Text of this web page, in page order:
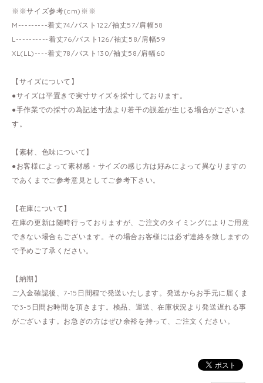
※※サイズ参考(cm)※※
M---------着丈74/バスト122/袖丈57/肩幅58
L----------着丈76/バスト126/袖丈58/肩幅59
XL(LL)----着丈78/バスト130/袖丈58/肩幅60
【サイズについて】
●サイズは平置きで実寸サイズを採寸しております。
●手作業での採寸の為記述寸法より若干の誤差が生じる場合がございま
す。
【素材、色味について】
●お客様によって素材感・サイズの感じ方は好みによって異なりますの
であくまでご参考意見としてご参考下さい。
【在庫について】
在庫の更新は随時行っておりますが、ご注文のタイミングによりご用意
できない場合もございます。その場合お客様には必ず連絡を致しますの
で予めご了承ください。
【納期】
ご入金確認後、7-15日間程で発送いたします。発送からお手元に届くま
で3-5日間お時間を頂きます。検品、運送、在庫状況より発送遅れる事
がございます。お急ぎの方はぜひ余裕を持って、ご注文ください。